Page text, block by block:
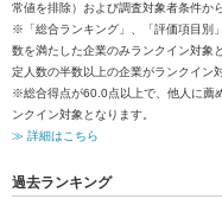
常値を排除）および調査対象者条件か
※「総合ランキング」、「評価項目別
数を満たした企業のみランクイン対象
定人数の半数以上の企業がランクイン
※総合得点が60.0点以上で、他人に薦
ンクイン対象となります。
≫ 詳細はこちら
過去ランキング